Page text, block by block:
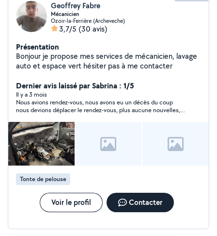
Geoffrey Fabre
Mécanicien
Ozoir-la-Ferrière (Archeveche)
3,7/5 (30 avis)
Présentation
Bonjour je propose mes services de mécanicien, lavage
auto et espace vert hésiter pas à me contacter
Dernier avis laissé par Sabrina : 1/5
Il y a 3 mois
Nous avions rendez-vous, nous avons eu un décès du coup
nous devions déplacer le rendez-vous, plus aucune nouvelles, il
et dire que cela vous intéresse plus. Dommage personne non
correct.
Tonte de pelouse
Voir le profil Contacter